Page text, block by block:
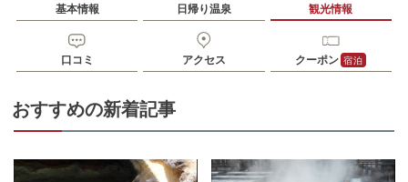
基本情報 日帰り温泉 観光情報
口コミ アクセス クーポン 宿泊
おすすめの新着記事